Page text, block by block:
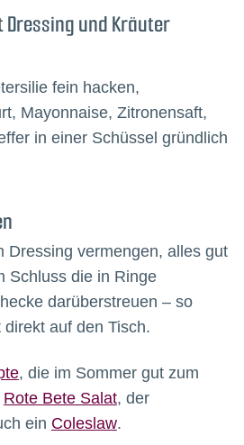
und Kräuter
fein hacken,
Mayonnaise, Zitronensaft,
in einer Schüssel gründlich
Dressing vermengen, alles gut
Schluss die in Ringe
darüberstreuen – so
auf den Tisch.
, die im Sommer gut zum
Rote Bete Salat, der
ein Coleslaw.